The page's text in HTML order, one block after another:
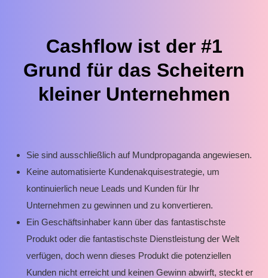
Cashflow ist der #1
Grund für das Scheitern
kleiner Unternehmen
Sie sind ausschließlich auf Mundpropaganda angewiesen.
Keine automatisierte Kundenakquisestrategie, um
kontinuierlich neue Leads und Kunden für Ihr
Unternehmen zu gewinnen und zu konvertieren.
Ein Geschäftsinhaber kann über das fantastischste
Produkt oder die fantastischste Dienstleistung der Welt
verfügen, doch wenn dieses Produkt die potenziellen
Kunden nicht erreicht und keinen Gewinn abwirft, steckt er